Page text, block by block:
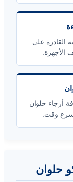
القادرة على
الأجهزة.
أرجاء حلوان
وقت.
حلوان